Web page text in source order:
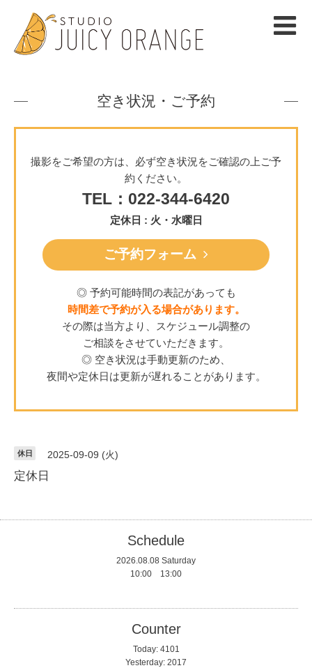
空き状況・ご予約
撮影をご希望の方は、必ず空き状況をご確認の上ご予
約ください。
TEL：022-344-6420
定休日 : 火・水曜日
ご予約フォーム
◎ 予約可能時間の表記があっても
時間差で予約が入る場合があります。
その際は当方より、スケジュール調整の
ご相談をさせていただきます。
◎ 空き状況は手動更新のため、
夜間や定休日は更新が遅れることがあります。
休日 2025-09-09 (火)
定休日
Schedule
2026.08.08 Saturday
10:00 13:00
Counter
Today: 4101
Yesterday: 2017